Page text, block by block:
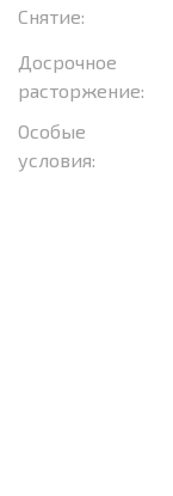
Снятие:
Досрочное
расторжение:
Особые
условия: